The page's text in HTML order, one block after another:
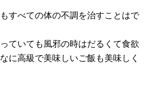
すべての体の不調を治すことはで
ていても風邪の時はだるくて食欲
に高級で美味しいご飯も美味しく